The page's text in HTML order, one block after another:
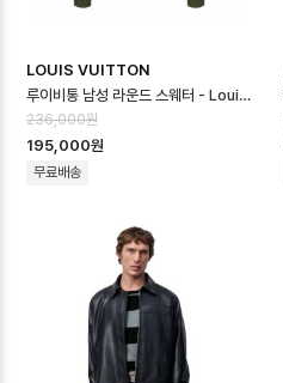
LOUIS VUITTON
루이비통 남성 라운드 스웨터 - Louis vuitton Mens Round Sweater…
236,000원
195,000원
무료배송